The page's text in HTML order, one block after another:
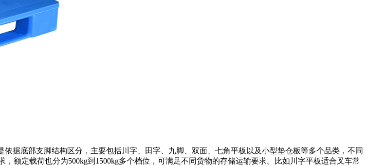
据底部支脚结构区分，主要包括川字、田字、九脚、双面、七角平板以及小型垫仓板等多个品类，不同
，额定载荷也分为500kg到1500kg多个档位，可满足不同货物的存储运输要求。比如川字平板适合叉车常